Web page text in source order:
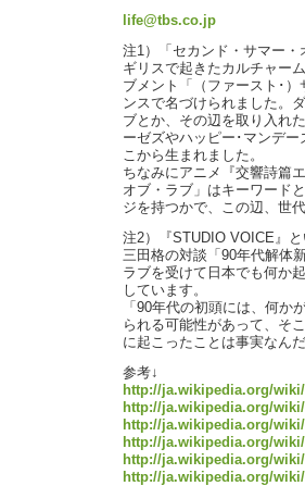
life@tbs.co.jp
注1）「セカンド・サマー
ギリスで起きたカルチャー
ブメント「（ファースト･
ンスで名づけられました。
ブとか、その辺を取り入れ
ーゼズやハッピー･マンデ
こから生まれました。
ちなみにアニメ『交響詩篇
オブ・ラブ」はキーワード
ジを持つかで、この辺、世
注2）『STUDIO VOICE』
三田格の対談「90年代解体
ラブを受けて日本でも何か
しています。
「90年代の初頭には、何か
られる可能性があって、そ
に起こったことは事実なん
参考↓
http://ja.wikipedia.org/wiki/
http://ja.wikipedia.org/wiki/
http://ja.wikipedia.org/wiki/
http://ja.wikipedia.org/wiki/
http://ja.wikipedia.org/wiki/
http://ja.wikipedia.org/wiki/